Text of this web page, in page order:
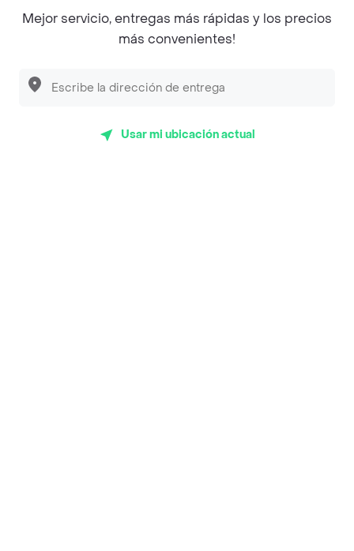
Desayunadero de la 42
Mejor servicio, entregas más rápidas y los precios
más convenientes!
Usar mi ubicación actual